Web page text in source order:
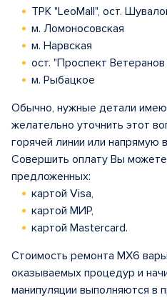
ТРК "LeoMall", ост.
м. Ломоносовская
м. Нарвская
ост. "Проспект Ветеранов
м. Рыбацкое
Обычно, нужные детали
желательно уточнить этот
горячей линии или напрямую
Совершить оплату Вы
предложенных:
картой Visa,
картой МИР,
картой Mastercard.
Стоимость ремонта MX6
оказываемых процедур и
манипуляции выполняются в